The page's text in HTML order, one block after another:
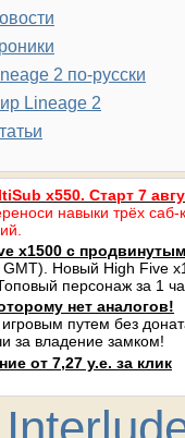
2 по-русски
Lineage 2
x550. Старт 7
навыки трёх саб-
x1500 с
Новый High Five
персонаж за 1
нет аналогов!
путем без
за владение замком!
от 7,27 у.е. за клик